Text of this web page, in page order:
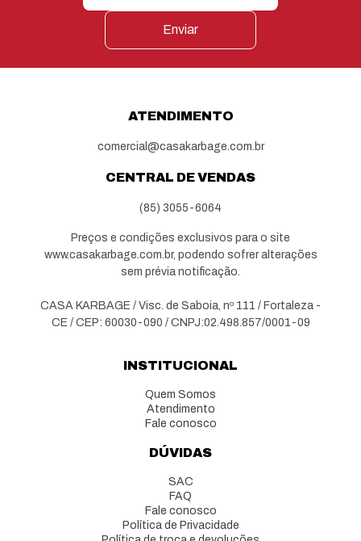
Enviar
ATENDIMENTO
comercial@casakarbage.com.br
CENTRAL DE VENDAS
(85) 3055-6064
Preços e condições exclusivos para o site
www.casakarbage.com.br, podendo sofrer alterações
sem prévia notificação.
CASA KARBAGE / Visc. de Saboia, nº 111 / Fortaleza -
CE / CEP: 60030-090 / CNPJ:02.498.857/0001-09
INSTITUCIONAL
Quem Somos
Atendimento
Fale conosco
DÚVIDAS
SAC
FAQ
Fale conosco
Política de Privacidade